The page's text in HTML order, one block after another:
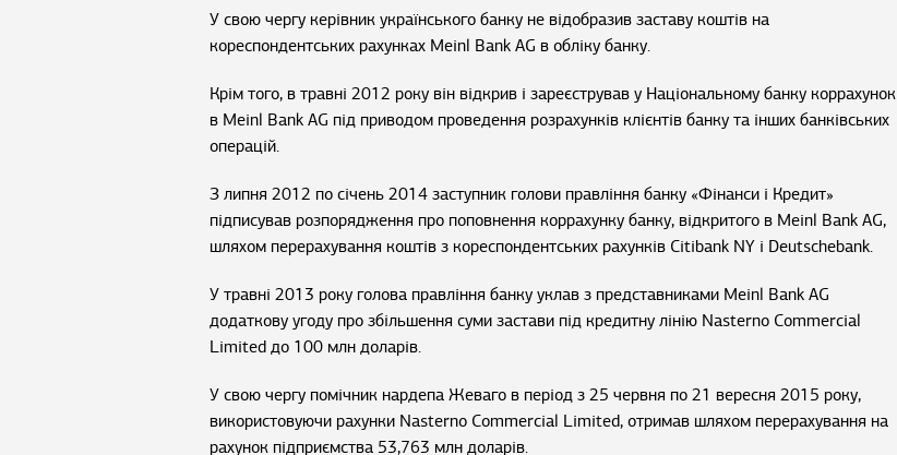
У свою чергу керівник українського банку не відобразив заставу коштів на
кореспондентських рахунках Meinl Bank AG в обліку банку.
Крім того, в травні 2012 року він відкрив і зареєстрував у Національному банку коррахунок
в Meinl Bank AG під приводом проведення розрахунків клієнтів банку та інших банківських
операцій.
З липня 2012 по січень 2014 заступник голови правління банку «Фінанси і Кредит»
підписував розпорядження про поповнення коррахунку банку, відкритого в Meinl Bank AG,
шляхом перерахування коштів з кореспондентських рахунків Citibank NY і Deutschebank.
У травні 2013 року голова правління банку уклав з представниками Meinl Bank AG
додаткову угоду про збільшення суми застави під кредитну лінію Nasterno Commercial
Limited до 100 млн доларів.
У свою чергу помічник нардепа Жеваго в період з 25 червня по 21 вересня 2015 року,
використовуючи рахунки Nasterno Commercial Limited, отримав шляхом перерахування на
рахунок підприємства 53,763 млн доларів.